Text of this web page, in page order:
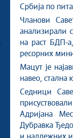
Србија по
Чланови
анализирали
на раст БДП-
ресорних
Мацут је
навео, стална
Седници
Адријана
Дубравка